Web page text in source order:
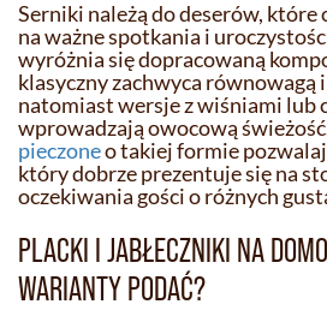
Serniki należą do deserów, które
na ważne spotkania i
wyróżnia się dopracowaną
klasyczny zachwyca równowagą
natomiast wersje z wiśniami lub
wprowadzają owocową
pieczoneo takiej formie
który dobrze prezentuje się na
oczekiwania gości o różnych
PLACKI I JABŁECZNIKI NA
WARIANTY PODAĆ?